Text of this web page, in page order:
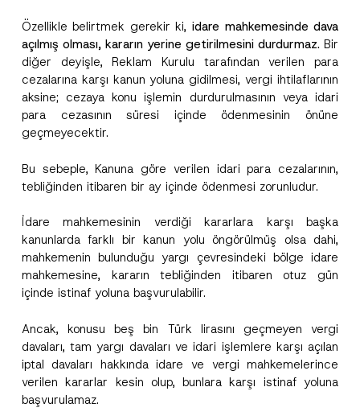
Özellikle belirtmek gerekir ki, idare mahkemesinde dava
açılmış olması, kararın yerine getirilmesini durdurmaz. Bir
diğer deyişle, Reklam Kurulu tarafından verilen para
cezalarına karşı kanun yoluna gidilmesi, vergi ihtilaflarının
aksine; cezaya konu işlemin durdurulmasının veya idari
para cezasının süresi içinde ödenmesinin önüne
geçmeyecektir.
Bu sebeple, Kanuna göre verilen idari para cezalarının,
tebliğinden itibaren bir ay içinde ödenmesi zorunludur.
İdare mahkemesinin verdiği kararlara karşı başka
kanunlarda farklı bir kanun yolu öngörülmüş olsa dahi,
mahkemenin bulunduğu yargı çevresindeki bölge idare
mahkemesine, kararın tebliğinden itibaren otuz gün
içinde istinaf yoluna başvurulabilir.
Ancak, konusu beş bin Türk lirasını geçmeyen vergi
davaları, tam yargı davaları ve idari işlemlere karşı açılan
iptal davaları hakkında idare ve vergi mahkemelerince
verilen kararlar kesin olup, bunlara karşı istinaf yoluna
başvurulamaz.